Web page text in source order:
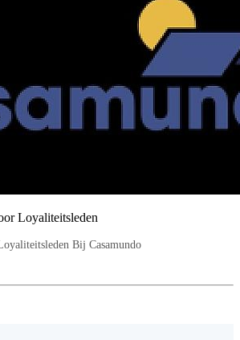
Loyaliteitsleden
Bij Casamundo